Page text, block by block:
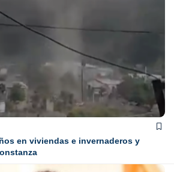
en viviendas e invernaderos y